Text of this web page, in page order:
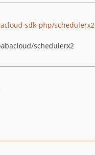
sdk-php/schedulerx2
schedulerx2